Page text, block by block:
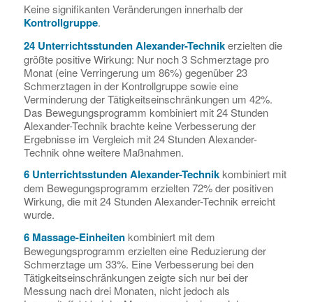
Keine signifikanten Veränderungen innerhalb der
Kontrollgruppe.
24 Unterrichtsstunden Alexander-Technikerzielten die
größte positive Wirkung: Nur noch 3 Schmerztage pro
Monat (eine Verringerung um 86%) gegenüber 23
Schmerztagen in der Kontrollgruppe sowie eine
Verminderung der Tätigkeitseinschränkungen um 42%.
Das Bewegungsprogramm kombiniert mit 24 Stunden
Alexander-Technik brachte keine Verbesserung der
Ergebnisse im Vergleich mit 24 Stunden Alexander-
Technik ohne weitere Maßnahmen.
6 Unterrichtsstunden Alexander-Technikkombiniert mit
dem Bewegungsprogramm erzielten 72% der positiven
Wirkung, die mit 24 Stunden Alexander-Technik erreicht
wurde.
6 Massage-Einheitenkombiniert mit dem
Bewegungsprogramm erzielten eine Reduzierung der
Schmerztage um 33%. Eine Verbesserung bei den
Tätigkeitseinschränkungen zeigte sich nur bei der
Messung nach drei Monaten, nicht jedoch als